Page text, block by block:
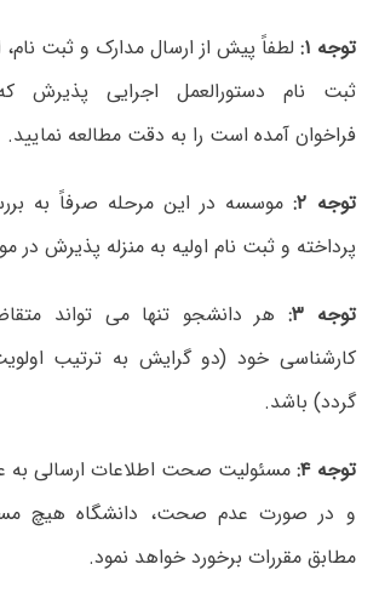
توجه ۱: لطفاً پیش از ارسال مدارک و ثبت نام،
ثبت نام دستورالعمل اجرایی پذیرش
فراخوان آمده است را به دقت مطالعه نمایید.
توجه ۲:
موسسه در این مرحله صرفاً به
پرداخته و ثبت نام اولیه به منزله پذیرش
توجه ۳:
هر دانشجو تنها می تواند
کارشناسی خود (دو گرایش به ترتیب
گردد) باشد.
توجه ۴: مسئولیت صحت اطلاعات ارسالی به
و در صورت عدم صحت، دانشگاه هیچ
مطابق مقررات برخورد خواهد نمود.